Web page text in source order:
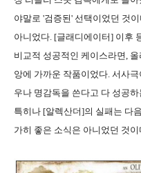
야말로 '검증된' 선택이었던 것
아니었다. [글래디에이터] 이후
비교적 성공적인 케이스라면,
앙에 가까운 작품이었다. 서사
우나 명감독을 쓴다고 다 성공
특히나 [알렉산더]의 실패는 다
가히 좋은 소식은 아니었던 것이